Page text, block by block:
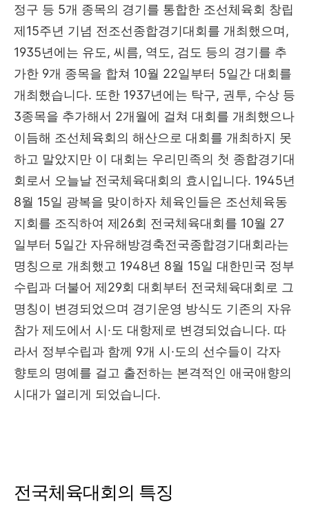
정구 등 5개 종목의 경기를 통합한 조선체육회 창립
제15주년 기념 전조선종합경기대회를 개최했으며,
1935년에는 유도, 씨름, 역도, 검도 등의 경기를 추
가한 9개 종목을 합쳐 10월 22일부터 5일간 대회를
개최했습니다. 또한 1937년에는 탁구, 권투, 수상 등
3종목을 추가해서 2개월에 걸쳐 대회를 개최했으나
이듬해 조선체육회의 해산으로 대회를 개최하지 못
하고 말았지만 이 대회는 우리민족의 첫 종합경기대
회로서 오늘날 전국체육대회의 효시입니다. 1945년
8월 15일 광복을 맞이하자 체육인들은 조선체육동
지회를 조직하여 제26회 전국체육대회를 10월 27
일부터 5일간 자유해방경축전국종합경기대회라는
명칭으로 개최했고 1948년 8월 15일 대한민국 정부
수립과 더불어 제29회 대회부터 전국체육대회로 그
명칭이 변경되었으며 경기운영 방식도 기존의 자유
참가 제도에서 시·도 대항제로 변경되었습니다. 따
라서 정부수립과 함께 9개 시·도의 선수들이 각자
향토의 명예를 걸고 출전하는 본격적인 애국애향의
시대가 열리게 되었습니다.
전국체육대회의 특징